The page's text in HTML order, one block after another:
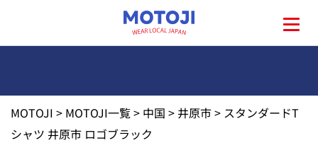
HOME
MOTOJI > MOTOJI一覧> 中国 > 井原市> スタンダードT
シャツ 井原市 ロゴブラック